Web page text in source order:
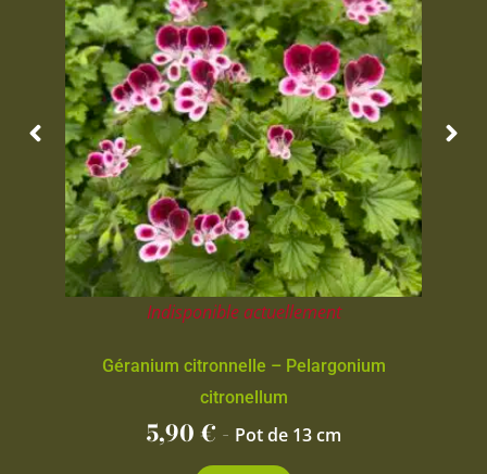
Indisponible actuellement
Géranium citronnelle – Pelargonium
citronellum
5,90€ - Pot de 13 cm